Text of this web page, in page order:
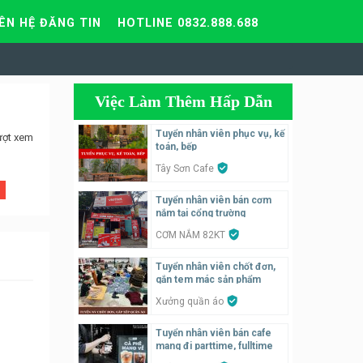
HỆ ĐĂNG TIN HOTLINE 0832.888.688
xem
Việc Làm Thêm Hấp Dẫn
Tuyển nhân viên phục vụ, kế
toán, bếp
Tây Sơn Cafe
Tuyển nhân viên bán cơm
nắm tại cổng trường
CƠM NẮM 82KT
Tuyển nhân viên chốt đơn,
gắn tem mác sản phẩm
Xưởng quần áo
Tuyển nhân viên bán cafe
mang đi parttime, fulltime